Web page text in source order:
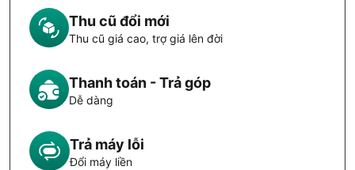
Thu cũ đổi mới
Thu cũ giá cao, trợ giá lên đời
Thanh toán - Trả góp
Dễ dàng
Trả máy lỗi
Đổi máy liền